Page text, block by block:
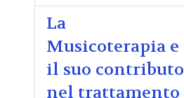
La
Musicoterapia e
il suo contributo
nel trattamento